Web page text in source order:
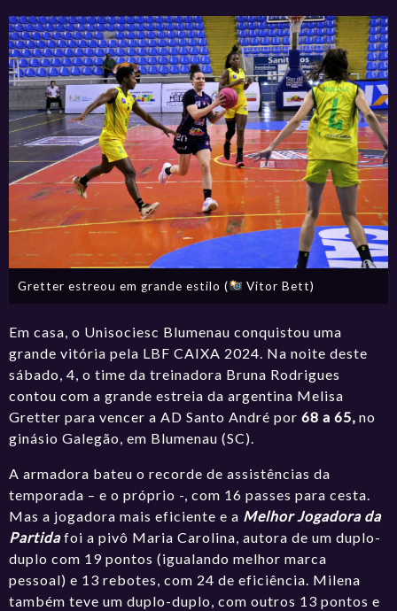
Gretter estreou em grande estilo ( Vitor Bett)
Em casa, o Unisociesc Blumenau conquistou uma
grande vitória pela LBF CAIXA 2024. Na noite deste
sábado, 4, o time da treinadora Bruna Rodrigues
contou com a grande estreia da argentina Melisa
Gretter para vencer aAD Santo André por68 a 65,no
ginásio Galegão, em Blumenau (SC).
A armadora bateu o recorde de assistências da
temporada – e o próprio -, com 16 passes para cesta.
Mas a jogadora mais eficiente e a Melhor Jogadora da
Partidafoi a pivô Maria Carolina, autora de um duplo-
duplo com 19 pontos (igualando melhor marca
pessoal) e 13 rebotes, com 24 de eficiência. Milena
também teve um duplo-duplo, com outros 13 pontos e